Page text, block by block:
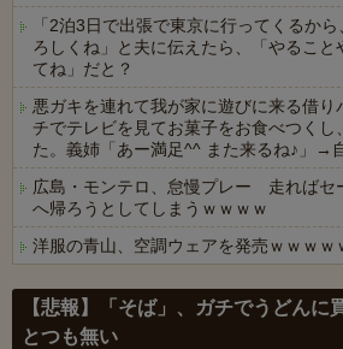
「2泊3日で出張で東京に行ってくるか
ろしくね」と夫に伝えたら、「やること
てね」だと？
悪ガキを連れて我が家に遊びに来る借り
チでテレビを見てお菓子をお食べつくし
た。義姉「あー満足^^ また来るね♪」→
広島・モンテロ、怠慢プレー 走ればセ
へ帰ろうとしてしまうｗｗｗｗ
洋服の青山、空調ウェアを発売ｗｗｗｗ
【悲報】「そば」、ガチでうどんに
とつも無い